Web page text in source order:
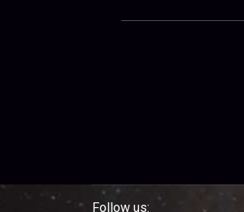
Follow us: